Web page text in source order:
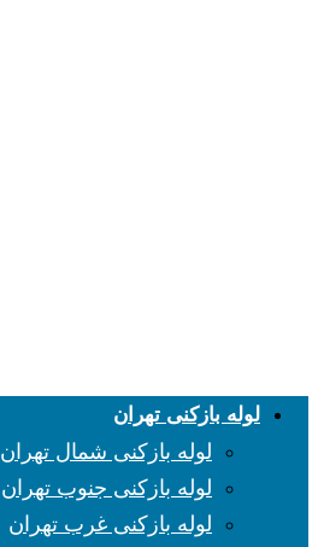
لوله بازکنی تهران
لوله بازکنی شمال تهران
لوله بازکنی جنوب تهران
لوله بازکنی غرب تهران